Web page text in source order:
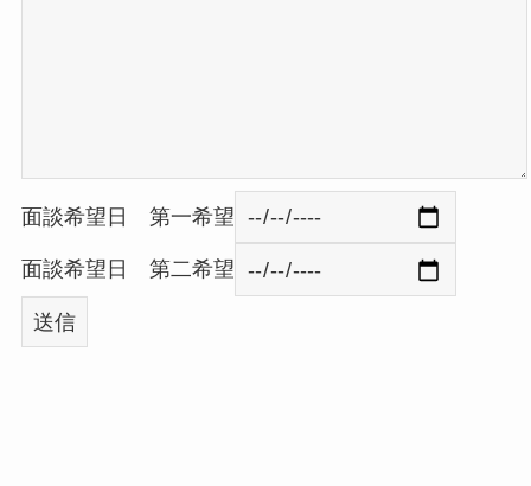
面談希望日 第一希望
面談希望日 第二希望